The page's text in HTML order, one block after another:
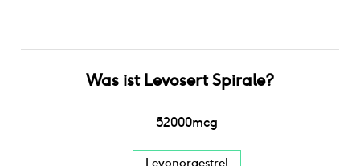
Was istLevosert Spirale?
52000mcg
Levonorgestrel